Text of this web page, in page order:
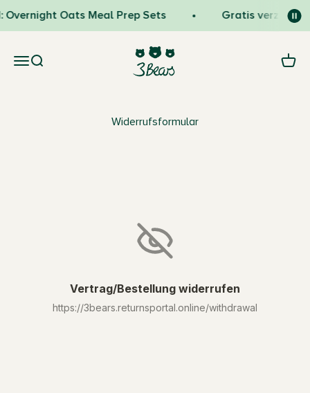
Naar inhoud
Oats Meal Prep Sets Gratis
Navigatiemenu openen
Zoeken openen
Widerrufsformular